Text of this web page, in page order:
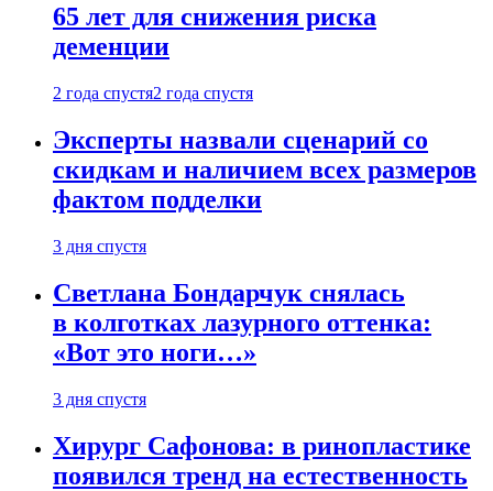
65 лет для снижения риска
деменции
2 года спустя2 года спустя
Эксперты назвали сценарий со
скидкам и наличием всех размеров
фактом подделки
3 дня спустя
Светлана Бондарчук снялась
в колготках лазурного оттенка:
«Вот это ноги…»
3 дня спустя
Хирург Сафонова: в ринопластике
появился тренд на естественность